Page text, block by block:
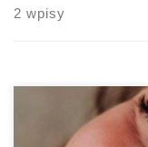
2 wpisy